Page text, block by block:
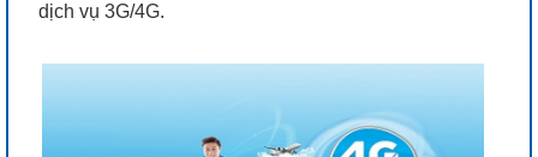
dịch vụ 3G/4G.